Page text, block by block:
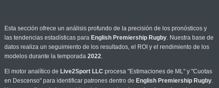
Esta sección ofrece un análisis profundo de la precisión de los pronósticos y
las tendencias estadísticas para English Premiership Rugby. Nuestra base de
datos realiza un seguimiento de los resultados, el ROI y el rendimiento de los
modelos durante la temporada 2022.
El motor analítico de Live2Sport LLC procesa "Estimaciones de ML" y "Cuotas
en Descenso" para identificar patrones dentro de English Premiership Rugby.